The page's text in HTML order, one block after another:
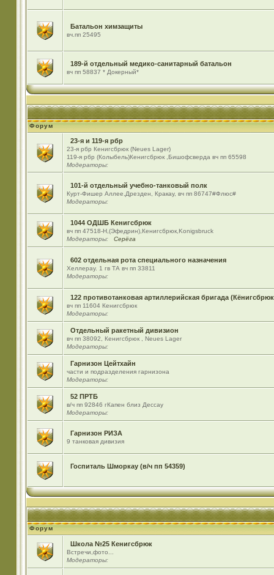
Батальон химзащиты
вч.пп 25495
189-й отдельный медико-санитарный батальон
вч пп 58837 * Докерный*
Форум
23-я и 119-я рбр
23-я рбр Кенигсбрюк (Neues Lager)
119-я рбр (Колыбель)Кенигсбрюк ,Бишофсверда вч пп 65598
Модераторы:
101-й отдельный учебно-танковый полк
Курт-Фишер Аллее,Дрезден, Кракау, вч пп 86747#Флюс#
Модераторы:
1044 ОДШБ Кенигсбрюк
вч пп 47518-Н,(Эфедрин),Кенигсбрюк,Konigsbruck
Модераторы:
Серёга
602 отдельная рота специального назначения
Хеллерау. 1 гв ТА вч пп 33811
Модераторы:
122 противотанковая артиллерийская бригада
вч пп 11604 Кенигсбрюк
Модераторы:
Отдельный ракетный дивизион
вч пп 38092, Кенигсбрюк , Neues Lager
Модераторы:
Гарнизон Цейтхайн
части и подразделения гарнизона
Модераторы:
52 ПРТБ
в/ч пп 92846 гКапен близ Дессау
Модераторы:
Гарнизон РИЗА
9 танковая дивизия
Госпиталь Шморкау (в/ч пп 54359)
Форум
Школа №25 Кенигсбрюк
Встречи,фото...
Модераторы: